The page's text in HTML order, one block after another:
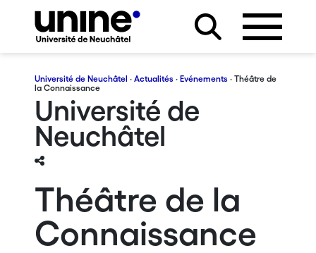
Université de Neuchâtel · Actualités · Evénements · Théâtre de
la Connaissance
Université de
Neuchâtel
Théâtre de la
Connaissance